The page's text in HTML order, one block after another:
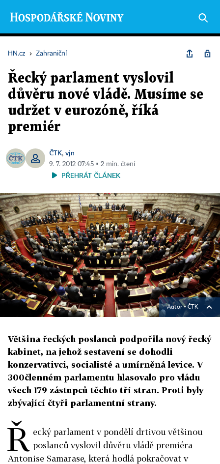
HN.cz › Zahraniční
Řecký parlament vyslovil
důvěru nové vládě. Musíme se
udržet v eurozóně, říká
premiér
ČTK, vjn
9. 7. 2012 07:45 ▪ 2 min. čtení
PŘEHRÁT ČLÁNEK
Autor ▪ ČTK
Většina řeckých poslanců podpořila nový řecký
kabinet, na jehož sestavení se dohodli
konzervativci, socialisté a umírněná levice. V
300členném parlamentu hlasovalo pro vládu
všech 179 zástupců těchto tří stran. Proti byly
zbývající čtyři parlamentní strany.
Ř ecký parlament v pondělí drtivou většinou
poslanců vyslovil důvěru vládě premiéra
Antonise Samarase, která hodlá pokračovat v